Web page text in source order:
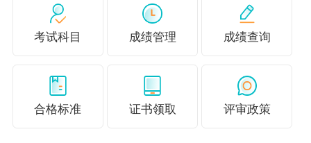
1.具备大学专科学历，取得中级经济专业技术资
格后，从事与经济师职责相关工作满10年；
业，或大学本科学历或学士学位，取得中级经济
专业技术资格后，从事与经济师职责相关工作满5
考试科目 成绩管理 成绩查询
合格标准 证书领取 评审政策